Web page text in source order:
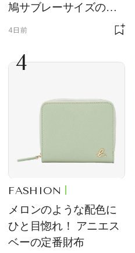
鳩サブレーサイズのポ
ーチ「はとっこ」を限
4日前
4
FASHION
メロンのような配色に
ひと目惚れ！ アニエス
ベーの定番財布